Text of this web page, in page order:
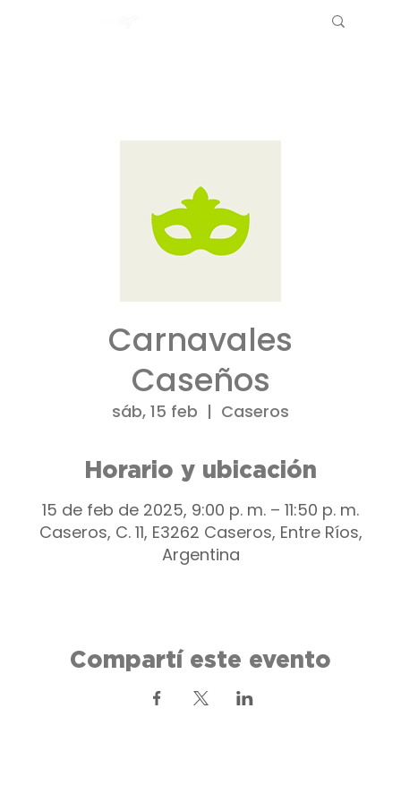
Carnavales
Caseños
sáb, 15 feb
  |
Caseros
Horario y ubicación
15 de feb de 2025, 9:00 p. m. – 11:50 p. m.
Caseros, C. 11, E3262 Caseros, Entre Ríos,
Argentina
Compartí este evento